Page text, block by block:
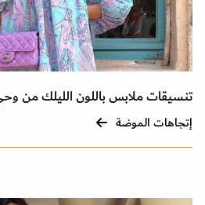
تنسيقات ملابس باللون الليلك من
إتجاهات الموضة